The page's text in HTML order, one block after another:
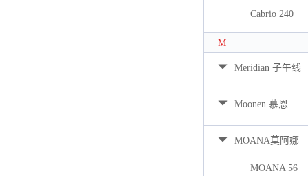
Cabrio 240
M
Meridian 子午线
Moonen 慕恩
MOANA莫阿娜
MOANA 56